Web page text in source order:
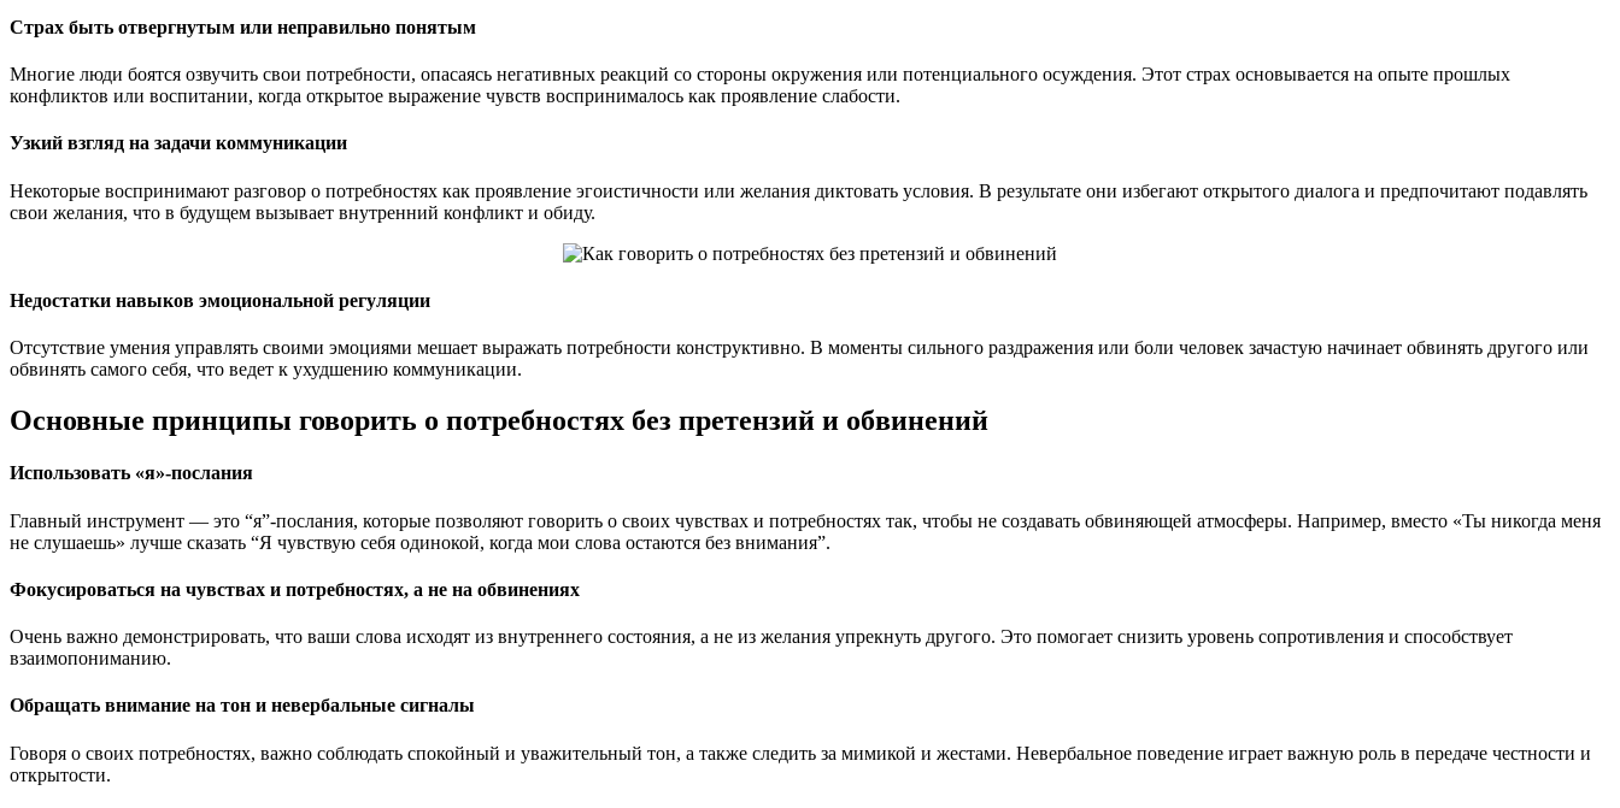
Страх быть отвергнутым или неправильно понятым
Многие люди боятся озвучить свои потребности, опасаясь негативных реакций со стороны окружения или потенциального осуждения. Этот страх основывается на опыте прошлых
конфликтов или воспитании, когда открытое выражение чувств воспринималось как проявление слабости.
Узкий взгляд на задачи коммуникации
Некоторые воспринимают разговор о потребностях как проявление эгоистичности или желания диктовать условия. В результате они избегают открытого диалога и предпочитают подавлять
свои желания, что в будущем вызывает внутренний конфликт и обиду.
Недостатки навыков эмоциональной регуляции
Отсутствие умения управлять своими эмоциями мешает выражать потребности конструктивно. В моменты сильного раздражения или боли человек зачастую начинает обвинять другого или
обвинять самого себя, что ведет к ухудшению коммуникации.
Основные принципы говорить о потребностях без претензий и обвинений
Использовать «я»-послания
Главный инструмент — это “я”-послания, которые позволяют говорить о своих чувствах и потребностях так, чтобы не создавать обвиняющей атмосферы. Например, вместо «Ты никогда меня
не слушаешь» лучше сказать “Я чувствую себя одинокой, когда мои слова остаются без внимания”.
Фокусироваться на чувствах и потребностях, а не на обвинениях
Очень важно демонстрировать, что ваши слова исходят из внутреннего состояния, а не из желания упрекнуть другого. Это помогает снизить уровень сопротивления и способствует
взаимопониманию.
Обращать внимание на тон и невербальные сигналы
Говоря о своих потребностях, важно соблюдать спокойный и уважительный тон, а также следить за мимикой и жестами. Невербальное поведение играет важную роль в передаче честности и
открытости.